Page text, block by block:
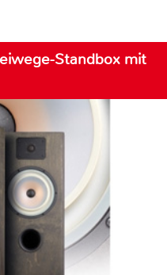
Standbox mit